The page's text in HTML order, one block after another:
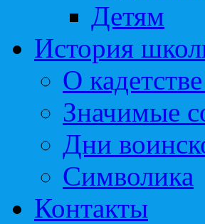
Детям
История
О
Значимые
Дни
Символика
Контакты